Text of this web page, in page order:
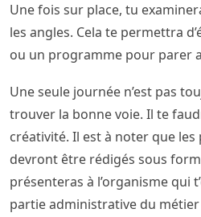
Une fois sur place, tu
les angles. Cela te permettra
ou un programme pour parer
Une seule journée n’est pas
trouver la bonne voie. Il te
créativité. Il est à noter que
devront être rédigés sous
présenteras à l’organisme qui
partie administrative du